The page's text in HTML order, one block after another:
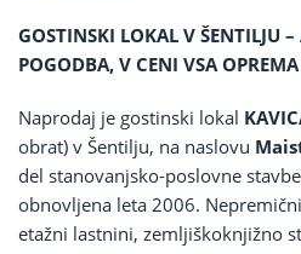
GOSTINSKI LOKAL V ŠENTILJU
POGODBA, V CENI VSA OPREMA
Naprodaj je gostinski lokal
obrat) v Šentilju, na naslovu
del stanovanjsko-poslovne
obnovljena leta 2006.
etažni lastnini, zemljiškoknjižno